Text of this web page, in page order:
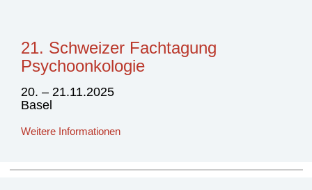
21. Schweizer Fachtagung
Psychoonkologie
20. – 21.11.2025
Basel
Weitere Informationen